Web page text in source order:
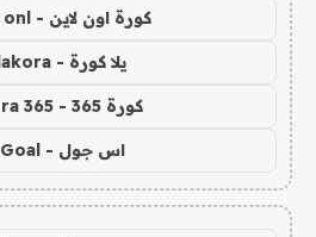
كورة اون لاين - koora onl
يلا كورة - yallakora
كورة 365 - kooora 365
اس جول - AS Goal